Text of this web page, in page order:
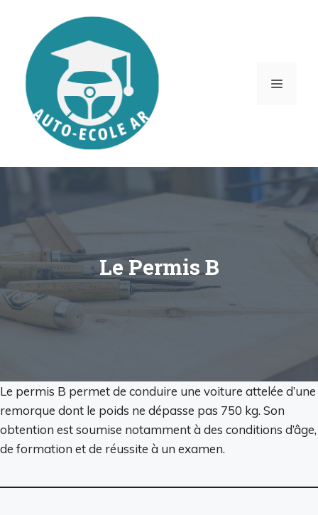
contenu
MENU
Le Permis B
Le permis B permet de conduire une voiture attelée d’une
remorque dont le poids ne dépasse pas 750 kg. Son
obtention est soumise notamment à des conditions d’âge,
de formation et de réussite à un examen.